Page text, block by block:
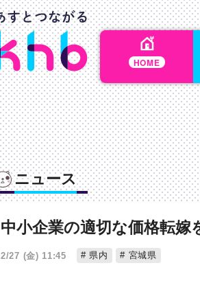
HOME
ニュース
中小企業の適切な価格転
2/27 (金) 11:45 県内 宮城県